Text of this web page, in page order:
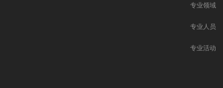
专业领域
专业人员
专业活动